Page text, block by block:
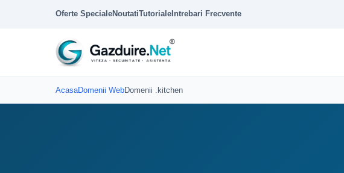
Oferte SpecialeNoutatiTutoriale Intrebari Frecvente
AcasaDomenii WebDomenii .kitchen